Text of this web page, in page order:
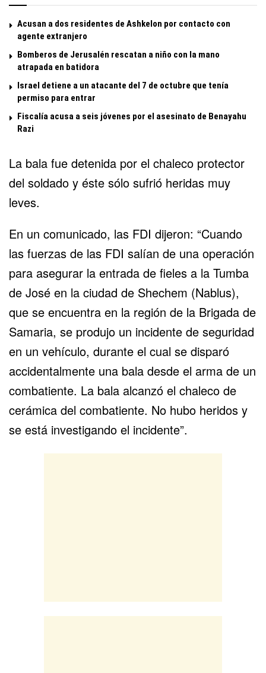
Acusan a dos residentes de Ashkelon por contacto con
agente extranjero
Bomberos de Jerusalén rescatan a niño con la mano
atrapada en batidora
Israel detiene a un atacante del 7 de octubre que tenía
permiso para entrar
Fiscalía acusa a seis jóvenes por el asesinato de Benayahu
Razi
La bala fue detenida por el chaleco protector
del soldado y éste sólo sufrió heridas muy
leves.
En un comunicado, las FDI dijeron: “Cuando
las fuerzas de las FDI salían de una operación
para asegurar la entrada de fieles a la Tumba
de José en la ciudad de Shechem (Nablus),
que se encuentra en la región de la Brigada de
Samaria, se produjo un incidente de seguridad
en un vehículo, durante el cual se disparó
accidentalmente una bala desde el arma de un
combatiente. La bala alcanzó el chaleco de
cerámica del combatiente. No hubo heridos y
se está investigando el incidente”.